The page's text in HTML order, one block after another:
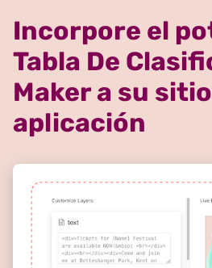
Incorpore el
Tabla De
Maker a su
aplicación